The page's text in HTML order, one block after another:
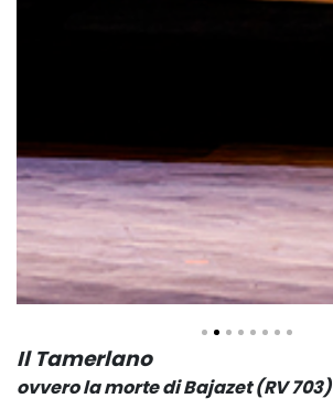
Il Tamerlano
ovvero la morte di Bajazet (RV 703)